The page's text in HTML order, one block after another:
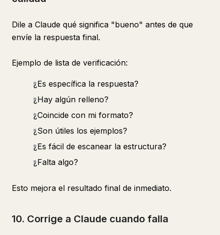
Dile a Claude qué significa "bueno" antes de que
envíe la respuesta final.
Ejemplo de lista de verificación:
¿Es específica la respuesta?
¿Hay algún relleno?
¿Coincide con mi formato?
¿Son útiles los ejemplos?
¿Es fácil de escanear la estructura?
¿Falta algo?
Esto mejora el resultado final de inmediato.
10. Corrige a Claude cuando falla